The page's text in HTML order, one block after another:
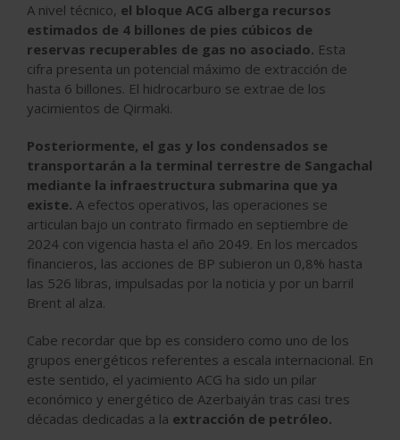
A nivel técnico, el bloque ACG alberga recursos
estimados de 4 billones de pies cúbicos de
reservas recuperables de gas no asociado. Esta
cifra presenta un potencial máximo de extracción de
hasta 6 billones. El hidrocarburo se extrae de los
yacimientos de Qirmaki.
Posteriormente, el gas y los condensados se
transportarán a la terminal terrestre de Sangachal
mediante la infraestructura submarina que ya
existe. A efectos operativos, las operaciones se
articulan bajo un contrato firmado en septiembre de
2024 con vigencia hasta el año 2049. En los mercados
financieros, las acciones de BP subieron un 0,8% hasta
las 526 libras, impulsadas por la noticia y por un barril
Brent al alza.
Cabe recordar que bp es considero como uno de los
grupos energéticos referentes a escala internacional. En
este sentido, el yacimiento ACG ha sido un pilar
económico y energético de Azerbaiyán tras casi tres
décadas dedicadas a la extracción de petróleo.